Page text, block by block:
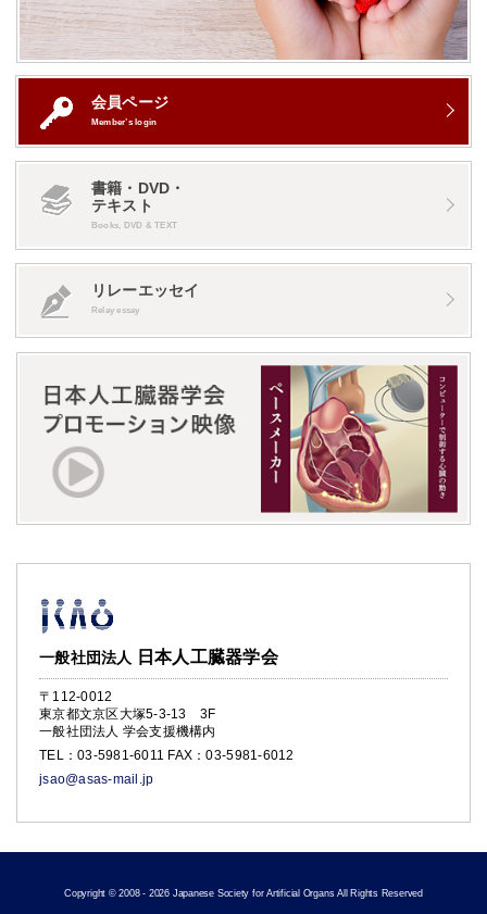
会員ページ
Member’s login
書籍・DVD・
テキスト
Books, DVD & TEXT
リレーエッセイ
Relay essay
一般社団法人 日本人工臓器学会
〒112-0012
東京都文京区大塚5-3-13 3F
一般社団法人 学会支援機構内
TEL：03-5981-6011
FAX：03-5981-6012
jsao@asas-mail.jp
Copyright © 2008 - 2026 Japanese Society for Artificial Organs All Rights Reserved